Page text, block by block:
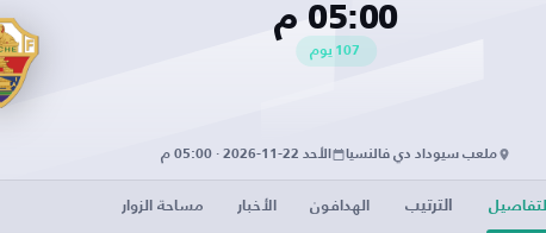
05:00 م
107 يوم
ملعب سيوداد دي فالنسيا الأحد 22-11-2026 · 05:00 م
التفاصيل الترتيب الهدافون الأخبار مساحة الزوار